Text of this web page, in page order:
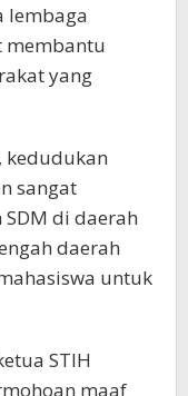
lembaga
membantu
yang
kedudukan
sangat
di daerah
daerah
untuk
STIH
maaf